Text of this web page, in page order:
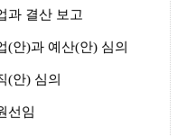
결산 보고
)과 예산(안) 심의
) 심의
임